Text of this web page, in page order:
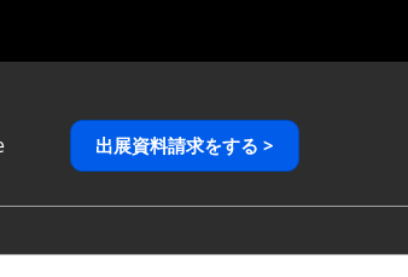
出展資料請求をする >